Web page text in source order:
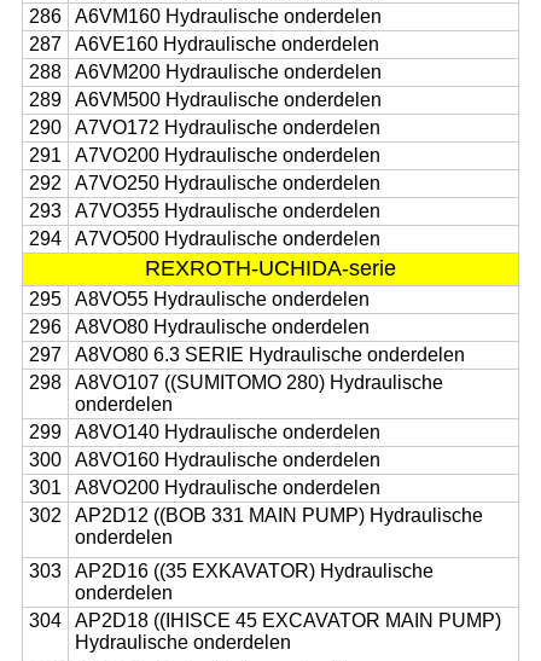
286
A6VM160 Hydraulische onderdelen
287
A6VE160 Hydraulische onderdelen
288
A6VM200 Hydraulische onderdelen
289
A6VM500 Hydraulische onderdelen
290
A7VO172 Hydraulische onderdelen
291
A7VO200 Hydraulische onderdelen
292
A7VO250 Hydraulische onderdelen
293
A7VO355 Hydraulische onderdelen
294
A7VO500 Hydraulische onderdelen
REXROTH-UCHIDA-serie
295
A8VO55 Hydraulische onderdelen
296
A8VO80 Hydraulische onderdelen
297
A8VO80 6.3 SERIE Hydraulische onderdelen
298
A8VO107 ((SUMITOMO 280) Hydraulische
onderdelen
299
A8VO140 Hydraulische onderdelen
300
A8VO160 Hydraulische onderdelen
301
A8VO200 Hydraulische onderdelen
302
AP2D12 ((BOB 331 MAIN PUMP) Hydraulische
onderdelen
303
AP2D16 ((35 EXKAVATOR) Hydraulische
onderdelen
304
AP2D18 ((IHISCE 45 EXCAVATOR MAIN PUMP)
Hydraulische onderdelen